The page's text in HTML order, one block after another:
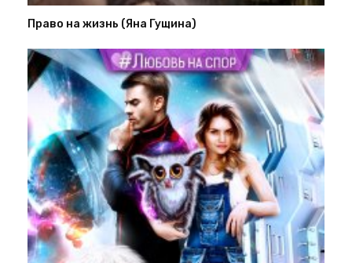
Право на жизнь (Яна Гущина)